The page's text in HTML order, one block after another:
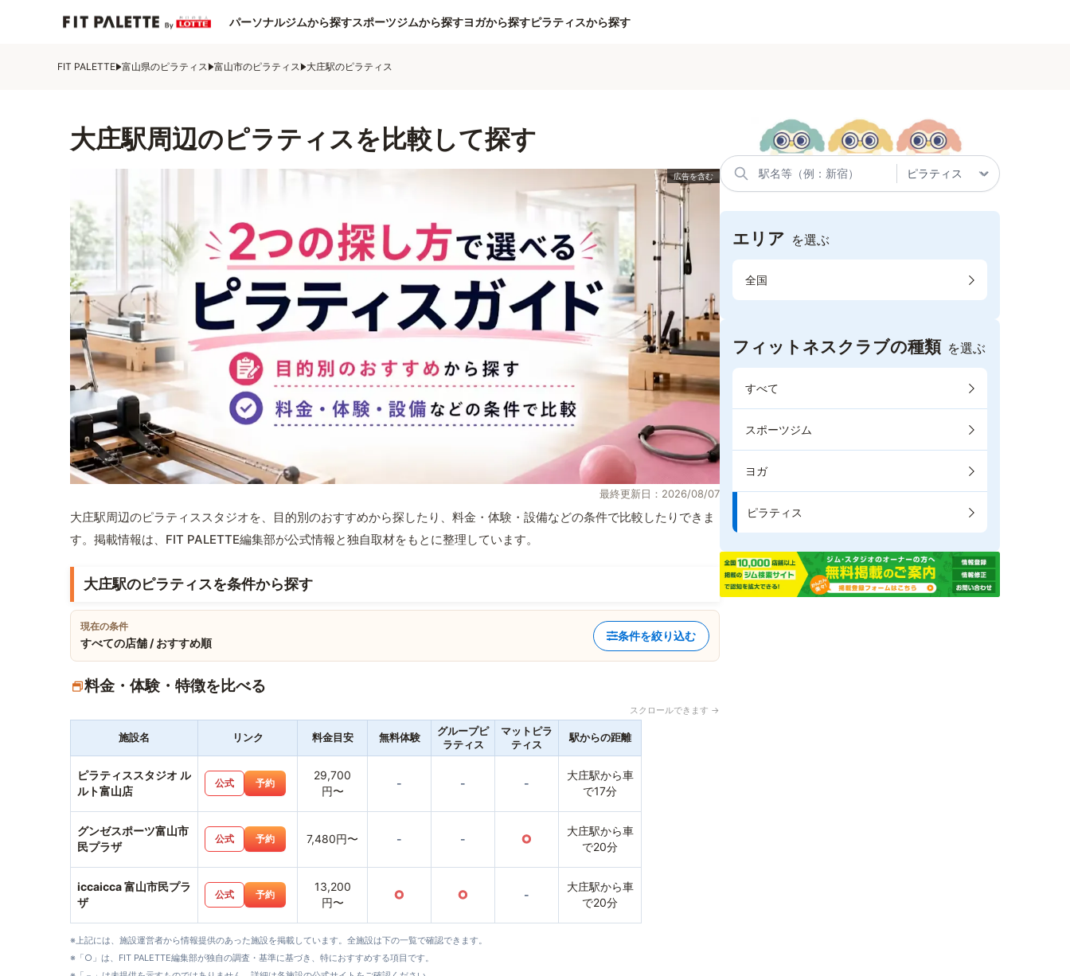
パーソナルジムから探すスポーツジムから探すヨガから探すピラティスから探す
FIT PALETTE 富山県のピラティス 富山市のピラティス 大庄駅のピラティス
大庄駅周辺のピラティスを比較して探す
最終更新日：2026/08/07
大庄駅周辺のピラティススタジオを、目的別のおすすめから探したり、料金・体験・設備などの条件で比較したりできま
す。掲載情報は、FIT PALETTE編集部が公式情報と独自取材をもとに整理しています。
大庄駅のピラティスを条件から探す
現在の条件
すべての店舗 / おすすめ順
条件を絞り込む
料金・体験・特徴を比べる
スクロールできます →
施設名 リンク 料金目安 無料体験
グループピ
ラティス
マットピラ
ティス
駅からの距離
ピラティススタジオ ル
ルト富山店
公式 予約
29,700
円〜
- - -
大庄駅から車
で17分
グンゼスポーツ富山市
民プラザ
公式 予約 7,480円〜 - - ○
大庄駅から車
で20分
iccaicca 富山市民プラ
ザ
公式 予約
13,200
円〜
○ ○ -
大庄駅から車
で20分
※上記には、施設運営者から情報提供のあった施設を掲載しています。全施設は下の一覧で確認できます。
※「○」は、FIT PALETTE編集部が独自の調査・基準に基づき、特におすすめする項目です。
エリア を選ぶ
全国
フィットネスクラブの種類 を選ぶ
すべて
スポーツジム
ヨガ
ピラティス